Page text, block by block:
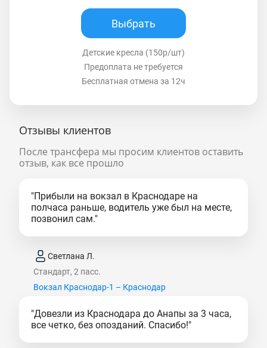
Выбрать
Детские кресла (150р/шт)
Предоплата не требуется
Бесплатная отмена за 12ч
Отзывы клиентов
После трансфера мы просим клиентов оставить
отзыв, как все прошло
"Прибыли на вокзал в Краснодаре на
полчаса раньше, водитель уже был на месте,
позвонил сам."
Светлана Л.
Стандарт, 2 пасс.
Вокзал Краснодар-1 – Краснодар
"Довезли из Краснодара до Анапы за 3 часа,
все четко, без опозданий. Спасибо!"